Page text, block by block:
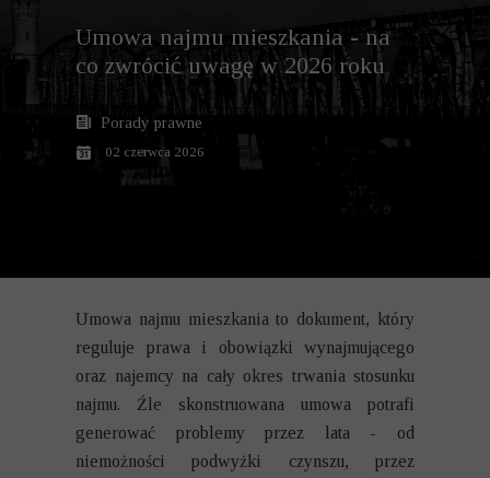
02 czerwca 2026
Porady prawne
Umowa najmu mieszkania - na
co zwrócić uwagę w 2026 roku
Umowa najmu mieszkania to dokument, który
reguluje prawa i obowiązki wynajmującego
oraz najemcy na cały okres trwania stosunku
najmu. Źle skonstruowana umowa potrafi
generować problemy przez lata - od
niemożności podwyżki czynszu, przez